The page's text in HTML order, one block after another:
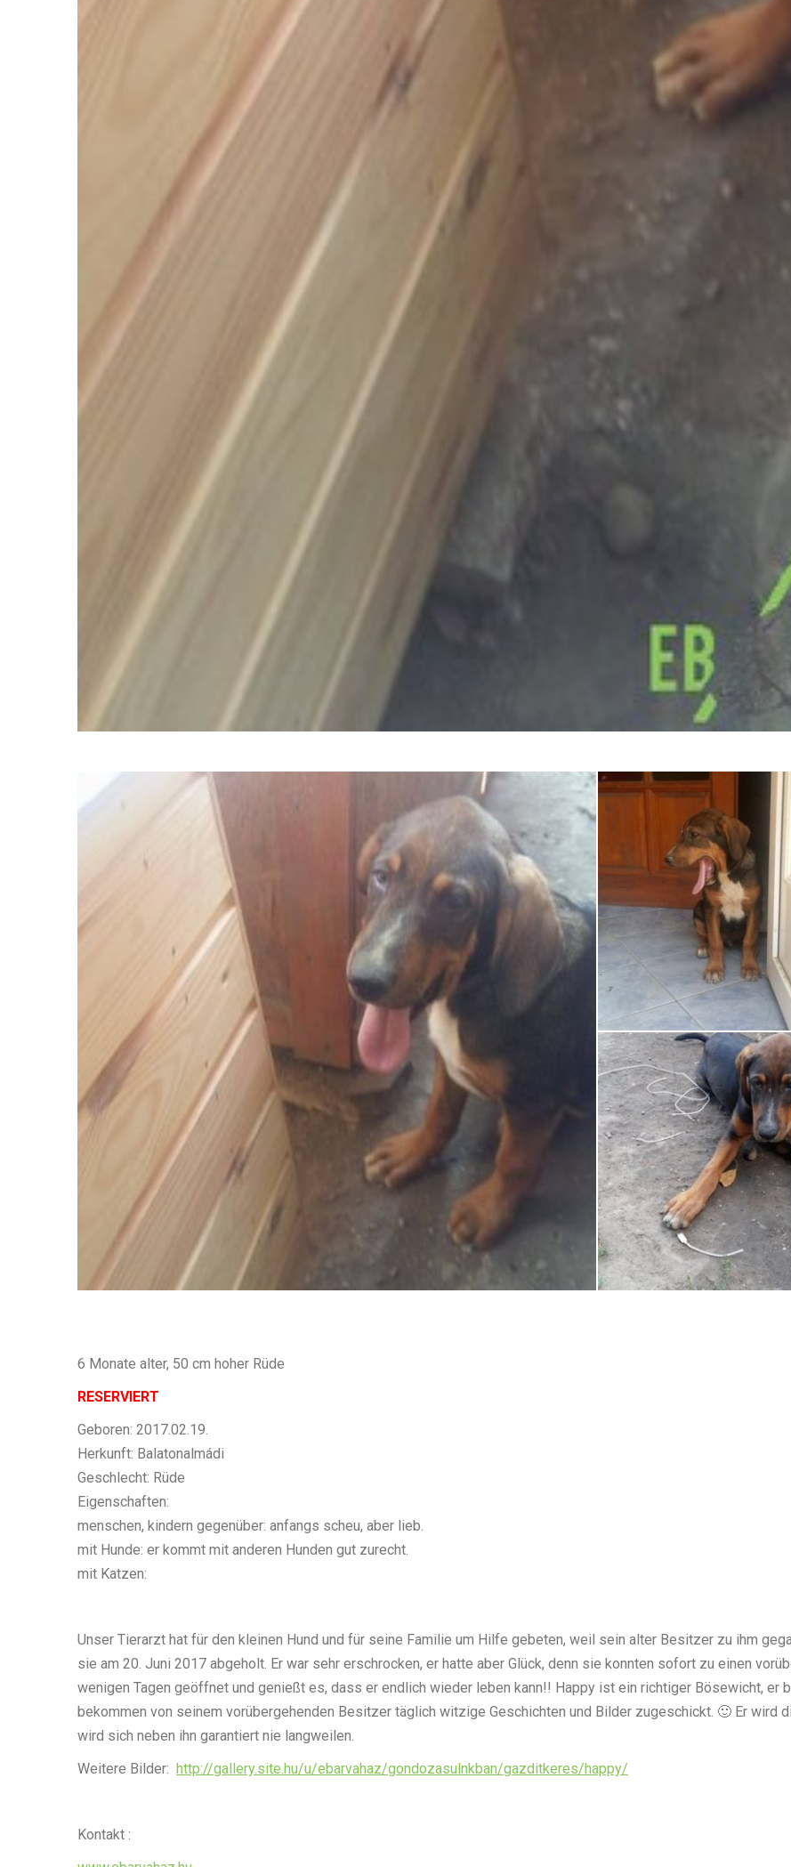
6 Monate alter, 50 cm hoher Rüde
RESERVIERT
Geboren: 2017.02.19.
Herkunft: Balatonalmádi
Geschlecht: Rüde
Eigenschaften:
menschen, kindern gegenüber: anfangs scheu, aber lieb.
mit Hunde: er kommt mit anderen Hunden gut zurecht.
mit Katzen:
Unser Tierarzt hat für den kleinen Hund und für seine Familie um Hilfe gebeten, weil sein alter Besitzer zu ihm
sie am 20. Juni 2017 abgeholt. Er war sehr erschrocken, er hatte aber Glück, denn sie konnten sofort zu einen
wenigen Tagen geöffnet und genießt es, dass er endlich wieder leben kann!! Happy ist ein richtiger Bösewicht, er
bekommen von seinem vorübergehenden Besitzer täglich witzige Geschichten und Bilder zugeschickt. 🙂 Er wird
wird sich neben ihn garantiert nie langweilen.
Weitere Bilder: http://gallery.site.hu/u/ebarvahaz/gondozasulnkban/gazditkeres/happy/
Kontakt :